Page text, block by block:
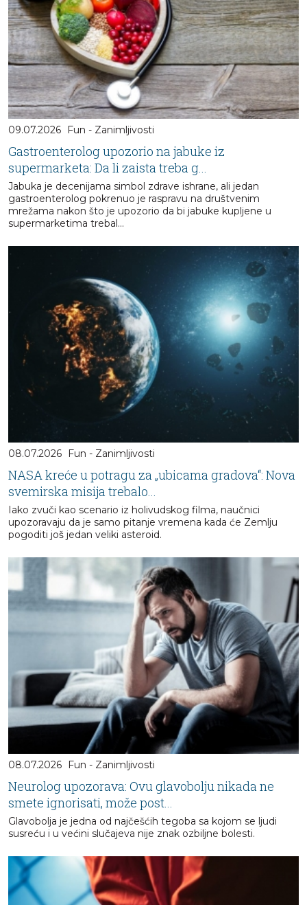
09.07.2026 Fun - Zanimljivosti
Gastroenterolog upozorio na jabuke iz
supermarketa: Da li zaista treba g...
Jabuka je decenijama simbol zdrave ishrane, ali jedan
gastroenterolog pokrenuo je raspravu na društvenim
mrežama nakon što je upozorio da bi jabuke kupljene u
supermarketima trebal...
08.07.2026 Fun - Zanimljivosti
NASA kreće u potragu za „ubicama gradova“: Nova
svemirska misija trebalo...
Iako zvuči kao scenario iz holivudskog filma, naučnici
upozoravaju da je samo pitanje vremena kada će Zemlju
pogoditi još jedan veliki asteroid.
08.07.2026 Fun - Zanimljivosti
Neurolog upozorava: Ovu glavobolju nikada ne
smete ignorisati, može post...
Glavobolja je jedna od najčešćih tegoba sa kojom se ljudi
susreću i u većini slučajeva nije znak ozbiljne bolesti.